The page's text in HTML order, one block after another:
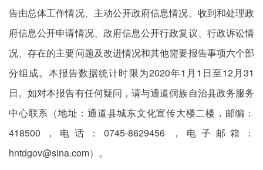
告由总体工作情况、主动公开政府信息情况、收到和处理政
府信息公开申请情况、政府信息公开行政复议、行政诉讼情
况、存在的主要问题及改进情况和其他需要报告事项六个部
分组成。本报告数据统计时限为2020年1月1日至12月31
日。如对本报告有任何疑问，请与通道侗族自治县政务服务
中心联系（地址：通道县城东文化宣传大楼二楼，邮编：
418500，电话：0745-8629456 ，电子邮箱：
hntdgov@sina.com）。